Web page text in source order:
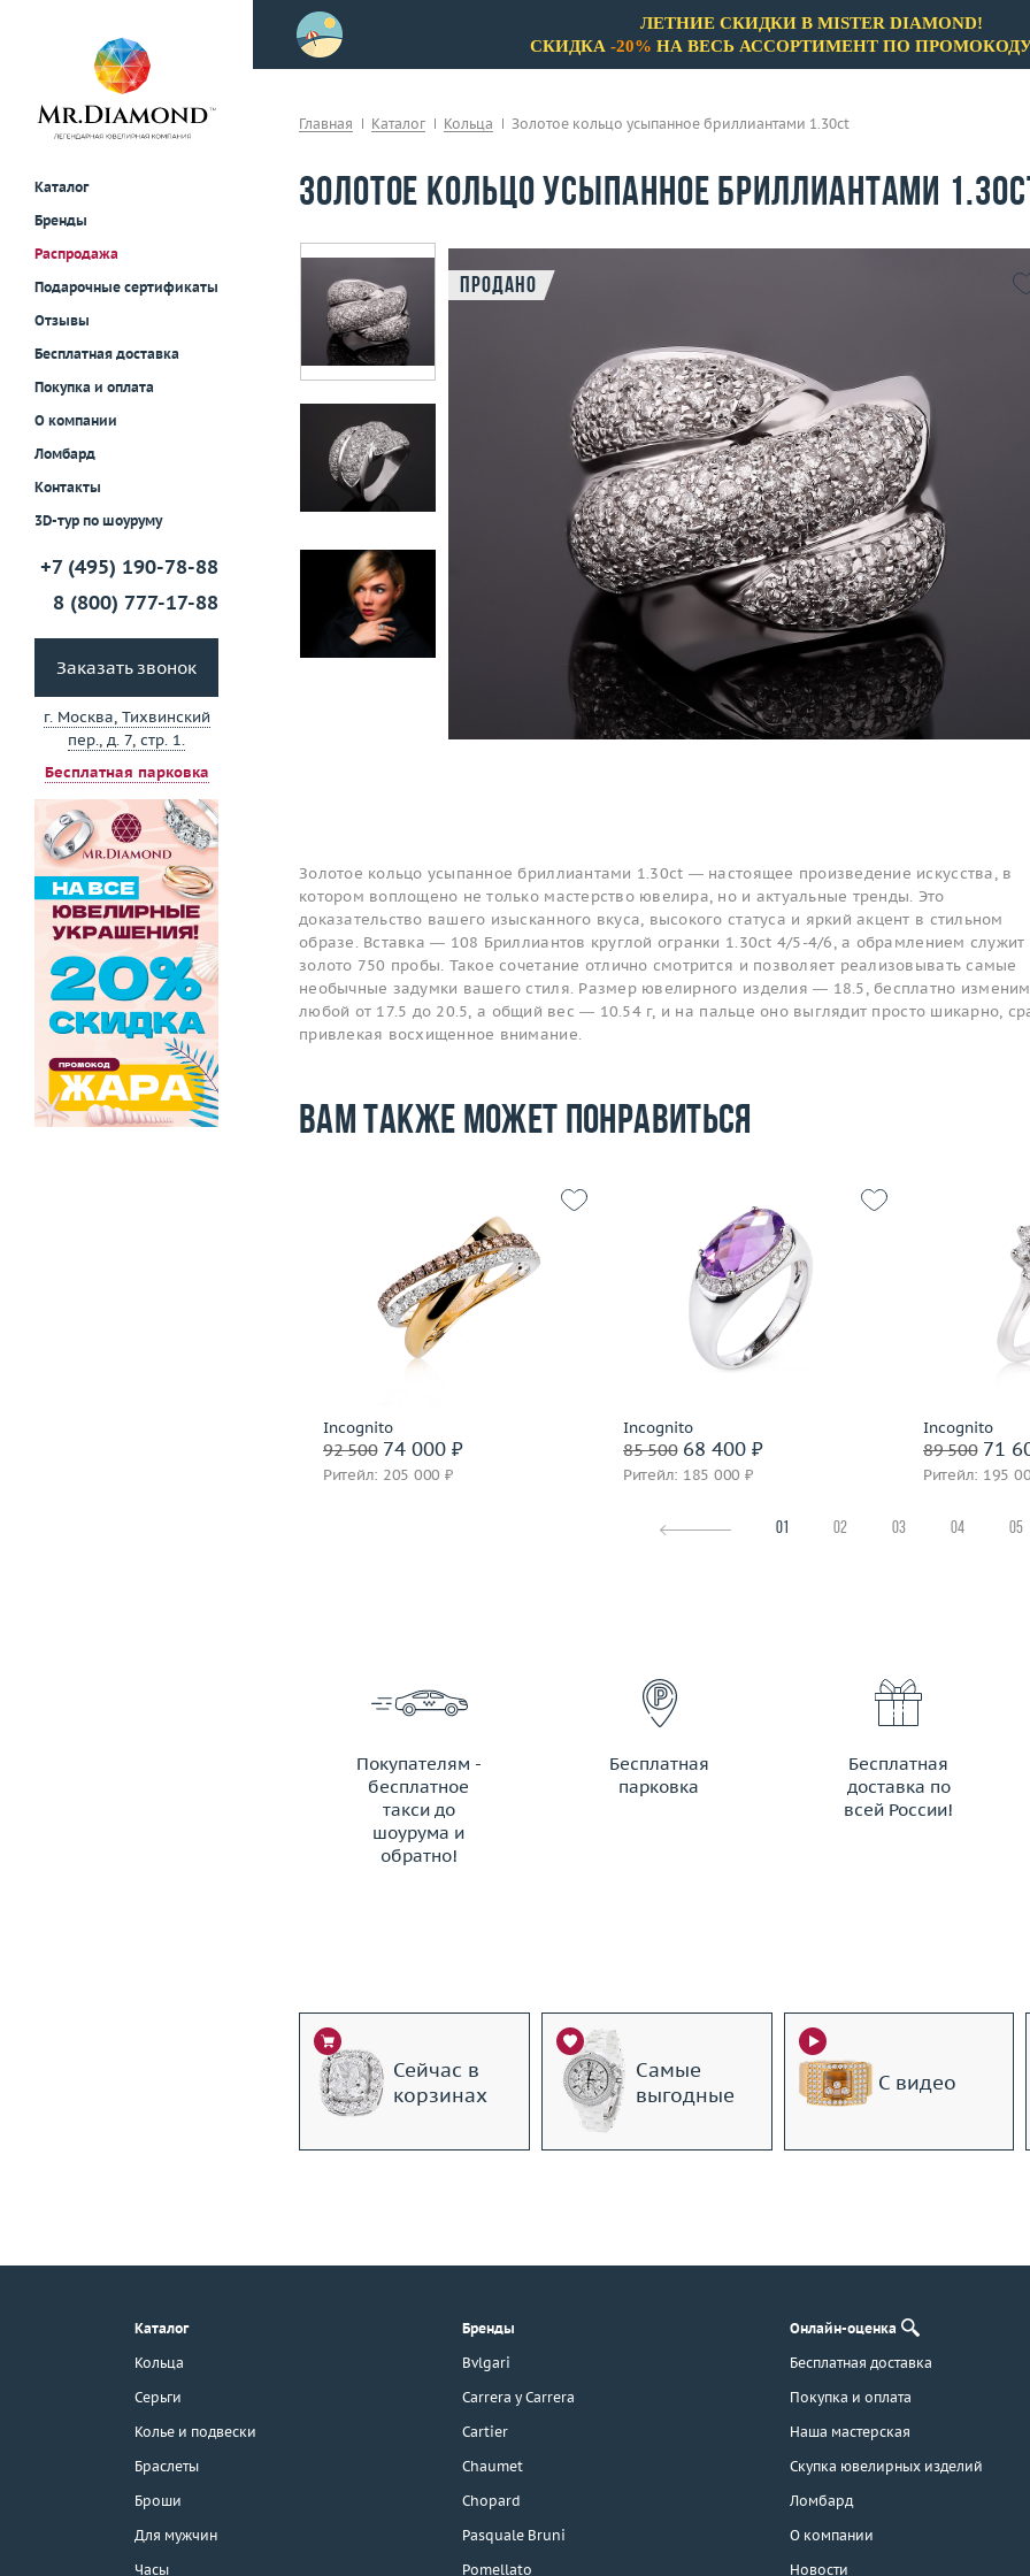
Каталог
Бренды
Распродажа
Подарочные сертификаты
Отзывы
Бесплатная доставка
Покупка и оплата
О компании
Ломбард
Контакты
3D-тур по шоуруму
+7 (495) 190-78-88
8 (800) 777-17-88
Заказать звонок
г. Москва, Тихвинский
пер., д. 7, стр. 1.
Бесплатная парковка
г. Москва, Тихвинский пер., д. 7,
3D-тур по шоуруму
примерки!
ЛЕТНИЕ СКИДКИ В MISTER DIAMOND!
СКИДКА -20% НА ВЕСЬ АССОРТИМЕНТ ПО
Главная Каталог Кольца Золотое кольцо усыпанное бриллиантами 1.30ct
Золотое кольцо усыпанное бриллиантами
Продано
Золотое кольцо усыпанное бриллиантами 1.30ct — настоящее произведение искусства, в
котором воплощено не только мастерство ювелира, но и актуальные тренды. Это
доказательство вашего изысканного вкуса, высокого статуса и яркий акцент в стильном
образе. Вставка — 108 Бриллиантов круглой огранки 1.30ct 4/5-4/6, а обрамлением служит
золото 750 пробы. Такое сочетание отлично смотрится и позволяет реализовывать самые
необычные задумки вашего стиля. Размер ювелирного изделия — 18.5, бесплатно
любой от 17.5 до 20.5, а общий вес — 10.54 г, и на пальце оно выглядит просто шикарно,
привлекая восхищенное внимание.
Вам также может понравиться
Incognito
92 50074 000 ₽
Ритейл: 205 000 ₽
16.5
Материал
золото 585 пробы
Подробнее
Incognito
85 50068 400 ₽
Ритейл: 185 000 ₽
Материал
золото 585 пробы
Incognito
89 50071
Ритейл: 195
01 02 03 04 05
Покупателям -
бесплатное
такси до
шоурума и
обратно!
ЗАКАЗАТЬ ТАКСИ
Бесплатная
парковка
Бесплатная
доставка по
всей России!
Сейчас в
корзинах
Самые
выгодные
С видео
Каталог
Кольца
Серьги
Колье и подвески
Браслеты
Броши
Для мужчин
Часы
Бренды
Bvlgari
Carrera y Carrera
Cartier
Chaumet
Chopard
Pasquale Bruni
Pomellato
Онлайн-оценка
Бесплатная доставка
Покупка и оплата
Наша мастерская
Скупка ювелирных изделий
Ломбард
О компании
Новости